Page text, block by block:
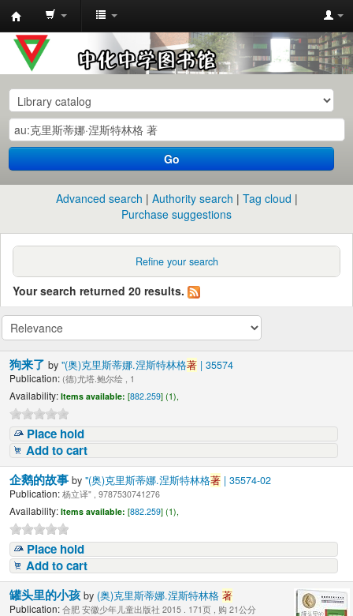
中
化
中
学
图
书
馆
目
Go
Advanced search Authority search
Tag cloud
Purchase suggestions
Refine your search
Your search returned 20 results.
狗来了by"(奥)克里斯蒂娜.涅斯特林格著 | 35574
Publication: (德)尤塔.鲍尔绘 , 1
Availability: Items available: [882.259] (1),
Place hold
Add to cart
企鹅的故事by"(奥)克里斯蒂娜.涅斯特林格著 | 35574-02
Publication: 杨立译" , 9787530741276
Availability: Items available: [882.259] (1),
Place hold
Add to cart
罐头里的小孩by (奥)克里斯蒂娜.涅斯特林格著
Publication: 合肥 安徽少年儿童出版社 2015 . 171页 , 购 21公分